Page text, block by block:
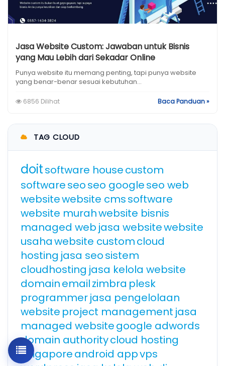
Jasa Website Custom: Jawaban untuk Bisnis
yang Mau Lebih dari Sekadar Online
Punya website itu memang penting, tapi punya website
yang benar-benar sesuai kebutuhan...
6856 Dilihat Baca Panduan »
TAG CLOUD
doitsoftware housecustom
softwareseoseo googleseo web
websitewebsite cmssoftware
website murahwebsite bisnis
managed web jasa websitewebsite
usahawebsite customcloud
hosting jasa seosistem
cloudhosting jasa kelola website
domainemailzimbra plesk
programmerjasa pengelolaan
website project management jasa
managed websitegoogle adwords
domain authoritycloud hosting
singaporeandroid appvps